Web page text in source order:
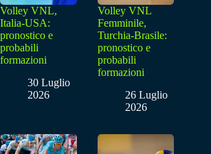
Volley VNL,
Italia-USA:
pronostico e
probabili
formazioni
30 Luglio
2026
Volley VNL
Femminile,
Turchia-Brasile:
pronostico e
probabili
formazioni
26 Luglio
2026